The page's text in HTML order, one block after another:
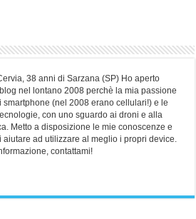
38 anni di Sarzana (SP) Ho aperto
nel lontano 2008 perchè la mia passione
smartphone (nel 2008 erano cellulari!) e le
con uno sguardo ai droni e alla
Metto a disposizione le mie conoscenze e
aiutare ad utilizzare al meglio i propri device.
contattami!